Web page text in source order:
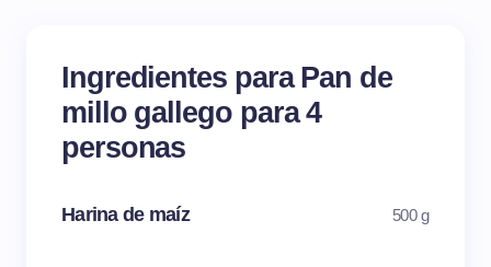
Ingredientes para Pan de
millo gallego para 4
personas
Harina de maíz 500 g